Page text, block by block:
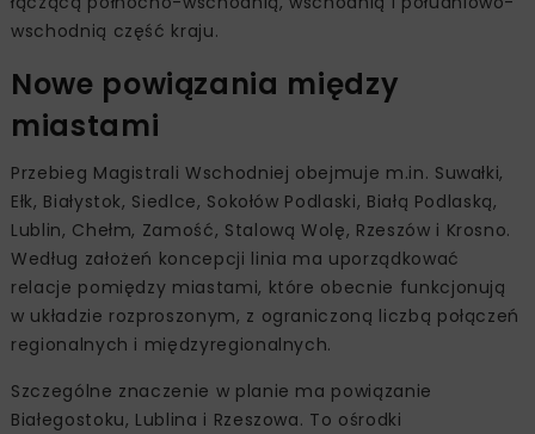
wschodnią część kraju.
Nowe powiązania między
miastami
Przebieg Magistrali Wschodniej obejmuje m.in. Suwałki,
Ełk, Białystok, Siedlce, Sokołów Podlaski, Białą Podlaską,
Lublin, Chełm, Zamość, Stalową Wolę, Rzeszów i Krosno.
Według założeń koncepcji linia ma uporządkować
relacje pomiędzy miastami, które obecnie funkcjonują
w układzie rozproszonym, z ograniczoną liczbą połączeń
regionalnych i międzyregionalnych.
Szczególne znaczenie w planie ma powiązanie
Białegostoku, Lublina i Rzeszowa. To ośrodki